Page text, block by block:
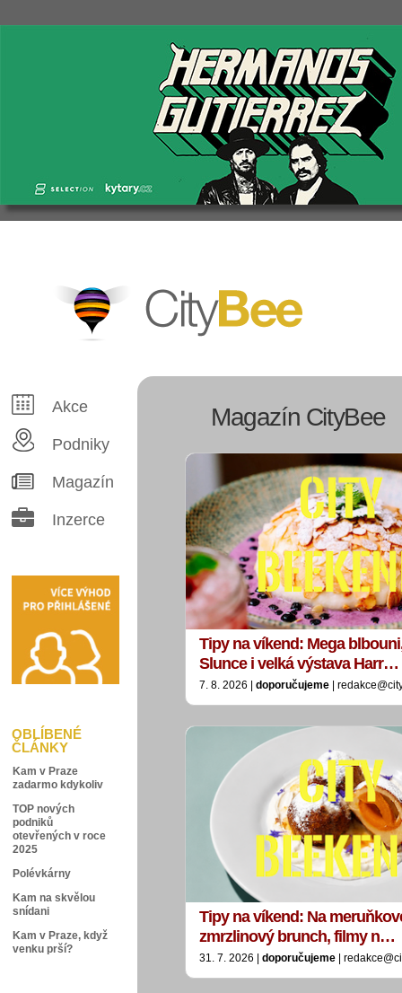
CityBee
Akce
Podniky
Magazín
Inzerce
OBLÍBENÉ
ČLÁNKY
Kam v Praze
zadarmo kdykoliv
TOP nových
podniků
otevřených v roce
2025
Polévkárny
Kam na skvělou
snídani
Kam v Praze, když
venku prší?
Magazín CityBee
Tipy na víkend: Mega
Slunce i velká výstava Harr…
7. 8. 2026 | doporučujeme |
Tipy na víkend: Na
zmrzlinový brunch, filmy n…
31. 7. 2026 | doporučujeme |